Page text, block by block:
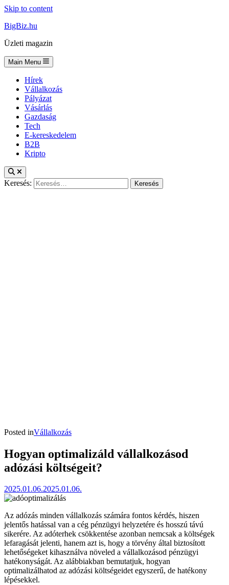
Skip to content
BigBiz.hu
Üzleti magazin
Main Menu
Hírek
Vállalkozás
Pályázat
Vásárlás
Gazdaság
Tech
E-kereskedelem
B2B
Kripto
Keresés:
Posted inVállalkozás
Hogyan optimalizáld vállalkozásod
adózási költségeit?
2025.01.06.2025.01.06.
Az adózás minden vállalkozás számára fontos kérdés, hiszen
jelentős hatással van a cég pénzügyi helyzetére és hosszú távú
sikerére. Az adóterhek csökkentése azonban nemcsak a költségek
lefaragását jelenti, hanem azt is, hogy a törvény által biztosított
lehetőségeket kihasználva növeled a vállalkozásod pénzügyi
hatékonyságát. Az alábbiakban bemutatjuk, hogyan
optimalizálhatod az adózási költségeidet egyszerű, de hatékony
lépésekkel.